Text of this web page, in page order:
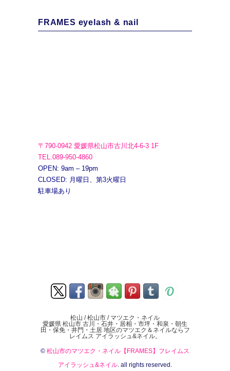
FRAMES eyelash & nail
〒790-0942 愛媛県松山市古川北4-6-3 1F
TEL.089-950-4860
OPEN: 9am – 19pm
CLOSED: 月曜日、第3火曜日
駐車場あり
松山 / 松山市 / マツエク・ネイル
愛媛県 松山市 古川・石井・居相・市坪・和泉・朝生
田・保免・井門・土居 地区のマツエク＆ネイルならフ
レイムス アイラッシュ&ネイル。
© 松山市のマツエク・ネイル【FRAMES】フレイムス
アイラッシュ&ネイル. all rights reserved.